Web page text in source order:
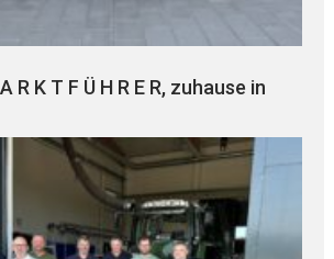
R K T F Ü H R E R, zuhause in